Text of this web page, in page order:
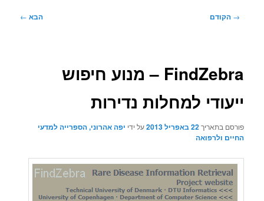
ניווט
→ הקודם הבא ←
FindZebra – מנוע חיפוש
ייעודי למחלות נדירות
פורסם בתאריך22 באפריל 2013 על ידי יפה אהרוני, הספרייה למדעי
החיים ולרפואה